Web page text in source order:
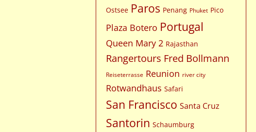
Ostsee Paros Penang Phuket Pico
Plaza Botero Portugal
Queen Mary 2 Rajasthan
Rangertours Fred Bollmann
Reiseterrasse Reunion river city
Rotwandhaus Safari
San Francisco Santa Cruz
Santorin Schaumburg